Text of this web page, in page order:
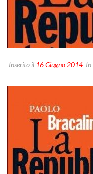
Inserito il 16 Giugno 2014 In